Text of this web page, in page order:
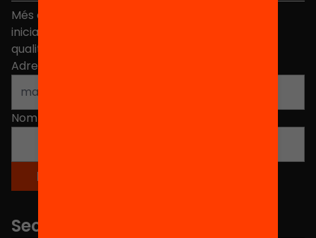
Més de 40.000 persones ja han triat Equitat. Rep
iniciatives, propostes i projectes per millorar la
qualitat de l'educació a Catalunya.
Adreça electrònica
Nom
Seccions